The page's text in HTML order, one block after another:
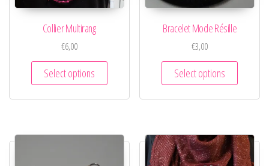
Collier Multirang
€6,00
Select options
Bracelet Mode Résille
€3,00
Select options